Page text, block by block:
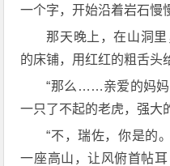
一个字，开始沿着岩石慢
那天晚上，在山洞
的床铺，用红红的粗舌头
“那么……亲爱的妈妈
一只了不起的老虎，强大
“不，瑞佐，你是的
一座高山，让风俯首帖